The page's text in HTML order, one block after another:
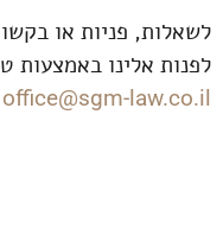
לשאלות, פניות או
לפנות אלינו באמצעות
office@sgm-law.co.il